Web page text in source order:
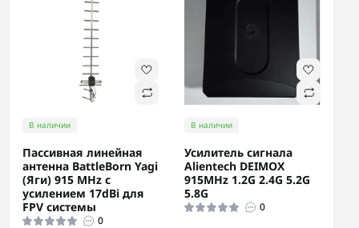
В наличии
Пассивная линейная
антенна BattleBorn Yagi
(Яги) 915 MHz с
усилением 17dBi для
FPV системы
0
В наличии
Усилитель сигнала
Alientech DEIMOX
915MHz 1.2G 2.4G 5.2G
5.8G
0